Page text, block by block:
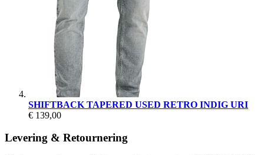
SHIFTBACK TAPERED USED RETRO INDIG URI
€ 139,00
Levering & Retournering